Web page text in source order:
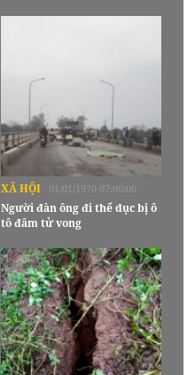
XÃ HỘI 01/01/1970 07:00:00
Người đàn ông đi thể dục bị ô
tô đâm tử vong